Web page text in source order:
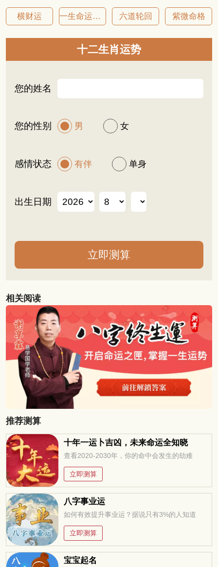
横财运 一生命运详批 六道轮回 紫微命格
十二生肖运势
您的姓名
您的性别 男 女
感情状态 有伴 单身
出生日期
相关阅读
推荐测算
十年一运卜吉凶，未来命运全知晓
查看2020-2030年，你的命中会发生的劫难
立即测算
八字事业运
如何有效提升事业运？据说只有3%的人知道
立即测算
宝宝起名